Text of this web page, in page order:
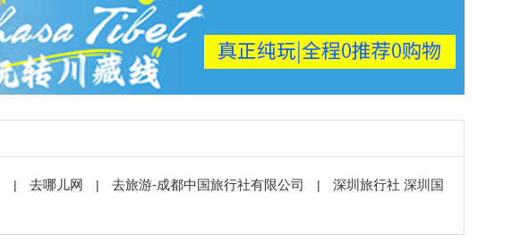
| 去哪儿网 | 去旅游-成都中国旅行社有限公司 |
深圳旅行社 深圳国